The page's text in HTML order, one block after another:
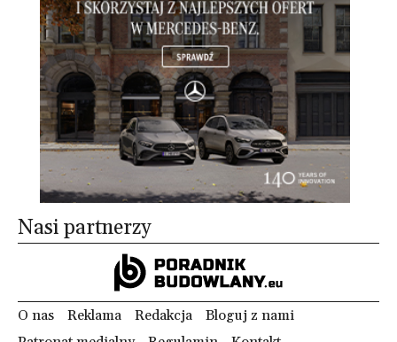
Nasi partnerzy
O nas Reklama Redakcja
Bloguj z nami